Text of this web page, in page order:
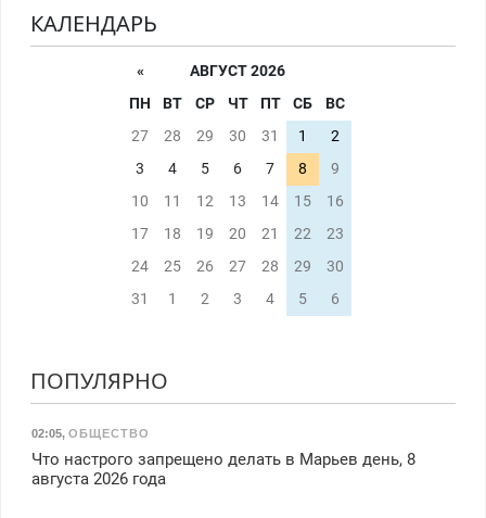
КАЛЕНДАРЬ
«
АВГУСТ 2026
ПН
ВТ СР ЧТ ПТ СБ
ВС
27
28 29 30 31 1
2
3
4 5 6 7 8
9
10
11 12 13 14 15
16
17
18 19 20 21 22
23
24
25 26 27 28 29
30
31
1 2 3 4 5 6
ПОПУЛЯРНО
02:05, ОБЩЕСТВО
Что настрого запрещено делать в Марьев день, 8
августа 2026 года